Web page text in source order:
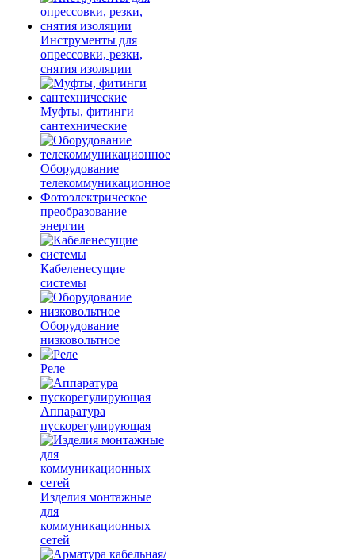
Инструменты для
опрессовки, резки,
снятия изоляции
Муфты, фитинги
сантехнические
Оборудование
телекоммуникационное
Фотоэлектрическое
преобразование
энергии
Кабеленесущие
системы
Оборудование
низковольтное
Реле
Аппаратура
пускорегулирующая
Изделия монтажные
для
коммуникационных
сетей